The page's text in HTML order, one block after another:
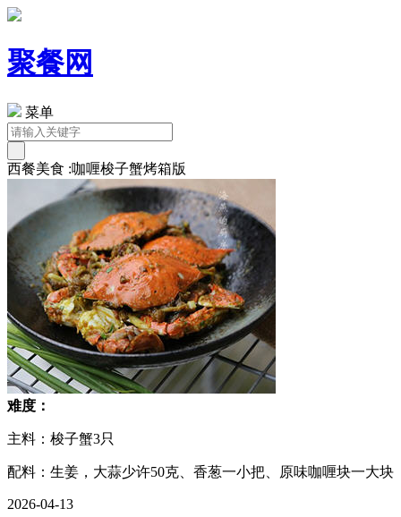
聚餐网
菜单
西餐美食 :咖喱梭子蟹烤箱版
难度：
主料：梭子蟹3只
配料：生姜，大蒜少许50克、香葱一小把、原味咖喱块一大块
2026-04-13